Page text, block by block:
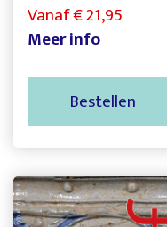
Vanaf € 21,95
Meer info
Bestellen